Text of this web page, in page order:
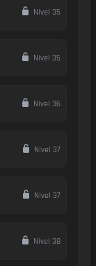
Nivel 35
Nivel 35
Nivel 36
Nivel 37
Nivel 37
Nivel 38